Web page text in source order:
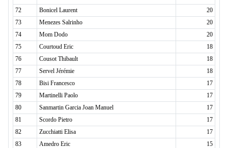
72
Bonicel Laurent
20
73
Menezes Salrinho
20
74
Mom Dodo
20
75
Courtoud Eric
18
76
Cousot Thibault
18
77
Servel Jérémie
18
78
Bisi Francesco
17
79
Martinelli Paolo
17
80
Sanmartin Garcia Joan Manuel
17
81
Scordo Pietro
17
82
Zucchiatti Elisa
17
83
Amedro Eric
15